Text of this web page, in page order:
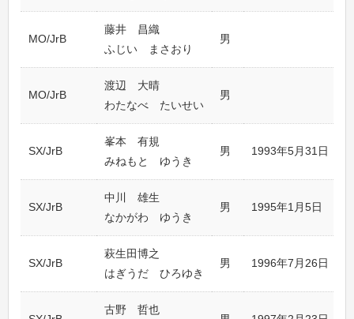
MO/JrB
藤井 昌織
ふじい まさおり
男
MO/JrB
渡辺 大晴
わたなべ たいせい
男
SX/JrB
峯本 有規
みねもと ゆうき
男 1993年5月31日
SX/JrB
中川 雄生
なかがわ ゆうき
男 1995年1月5日
SX/JrB
萩生田博之
はぎうだ ひろゆき
男 1996年7月26日
古野 哲也